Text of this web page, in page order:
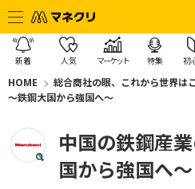
新着 人気 マーケット 特集 初
HOME 総合商社の眼、これから世界は
～鉄鋼大国から強国へ～
中国の鉄鋼産
国から強国へ～